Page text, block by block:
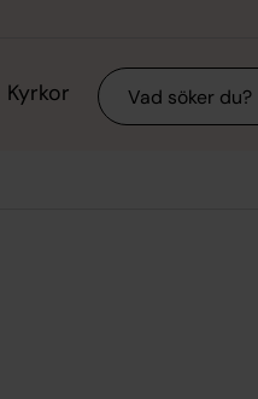
Kyrkor Sök